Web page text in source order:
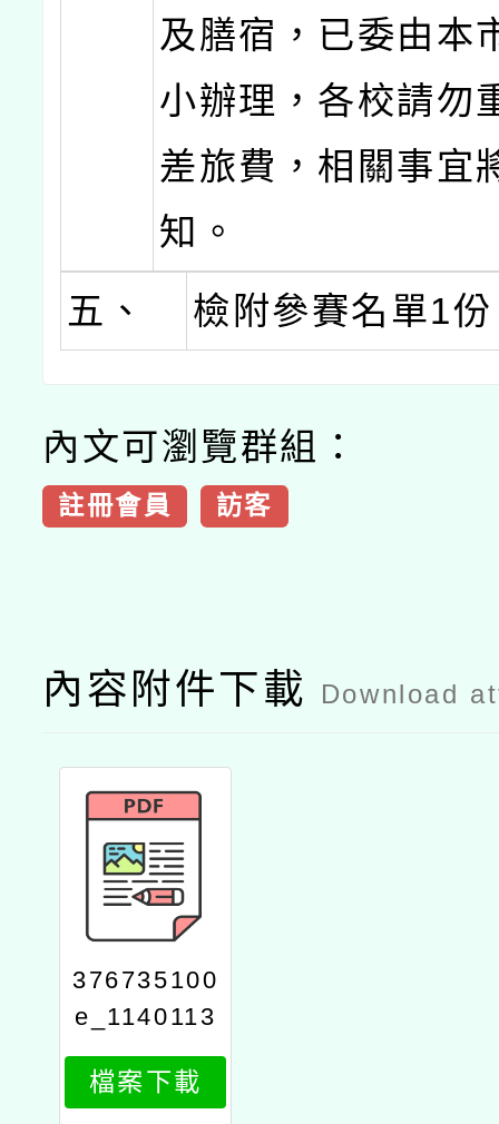
及膳宿，已委由本
小辦理，各校請勿
差旅費，相關事宜
知。
五、
檢附參賽名單1
內文可瀏覽群組：
註冊會員 訪客
內容附件下載 Download
376735100
e_1140113
396_attach
1
檔案下載